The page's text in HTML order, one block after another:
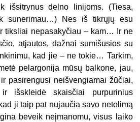
išsitrynus delno linijoms. (Tiesa,
sunerimau…) Nes iš tikrųjų esu
tiksliai nepasakyčiau – kam… Ir ne
atjautos, dažnai sumišusios su
kad jie – ne tokie… Tarkim,
pelargonija mūsų balkone, jau,
pasirengusi neišvengiamai žūčiai,
išskleidė skaisčiai purpurinius
ji taip pat nujaučia savo netolimą
beveik neįmanomu, visus laiko